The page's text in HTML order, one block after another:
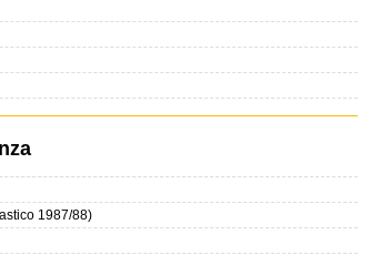
1987/88)